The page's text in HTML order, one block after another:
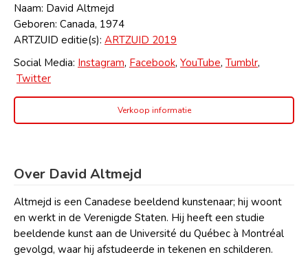
Naam: David Altmejd
Geboren: Canada, 1974
ARTZUID editie(s): ARTZUID 2019
Social Media: Instagram, Facebook, YouTube, Tumblr,
Twitter
Verkoop informatie
Over David Altmejd
Altmejd is een Canadese beeldend kunstenaar; hij woont
en werkt in de Verenigde Staten. Hij heeft een studie
beeldende kunst aan de Université du Québec à Montréal
gevolgd, waar hij afstudeerde in tekenen en schilderen.